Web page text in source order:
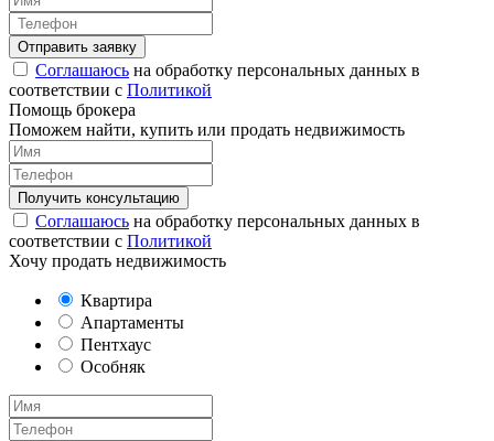
Соглашаюсь на обработку персональных данных в
соответствии с Политикой
Помощь брокера
Поможем найти, купить или продать недвижимость
Соглашаюсь на обработку персональных данных в
соответствии с Политикой
Хочу продать недвижимость
Квартира
Апартаменты
Пентхаус
Особняк